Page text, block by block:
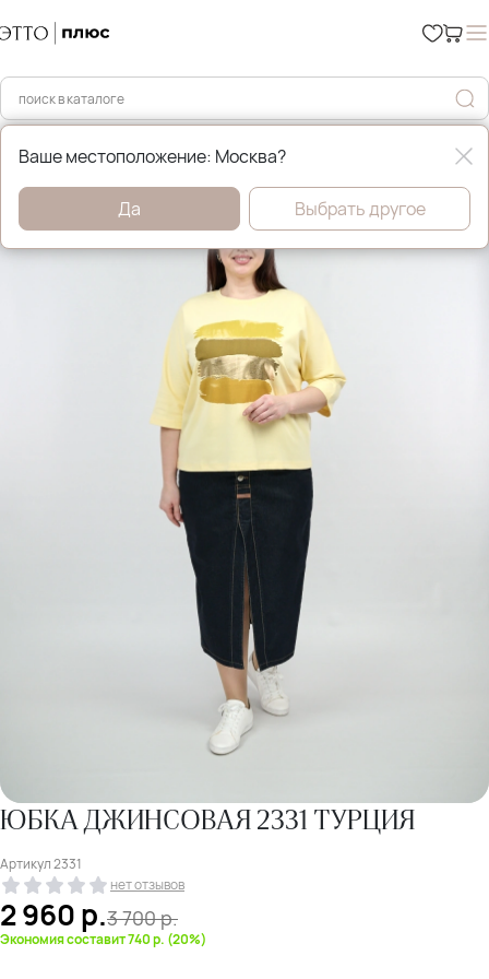
Главная Юбки
ЮБКА ДЖИНСОВАЯ 2331 ТУРЦИЯ
Артикул2331
нет отзывов
2 960р.3 700р.
Экономия составит 740 р. (20%)
Ваше местоположение: Москва?
Да Выбрать другое